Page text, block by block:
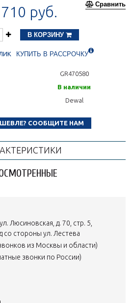
Сравнить
руб.
В КОРЗИНУ
КУПИТЬ В РАССРОЧКУ
GR470580
В наличии
Dewal
СООБЩИТЕ НАМ
Люсиновская, д. 70, стр. 5,
со стороны ул. Лестева
из Москвы и области)
звонки по России)